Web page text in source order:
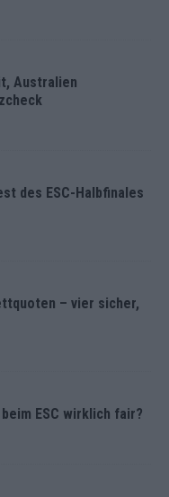
Australien
des ESC-Halbfinales
– vier sicher,
ESC wirklich fair?